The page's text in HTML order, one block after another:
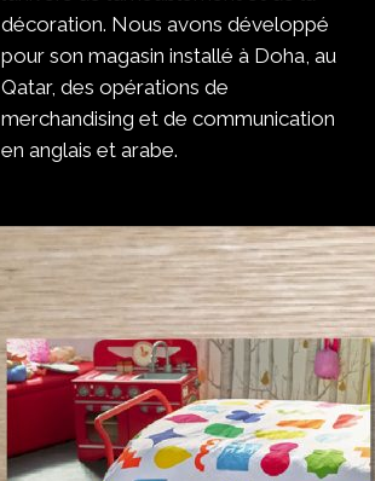
décoration. Nous avons développé
pour son magasin installé à Doha, au
Qatar, des opérations de
merchandising et de communication
en anglais et arabe.